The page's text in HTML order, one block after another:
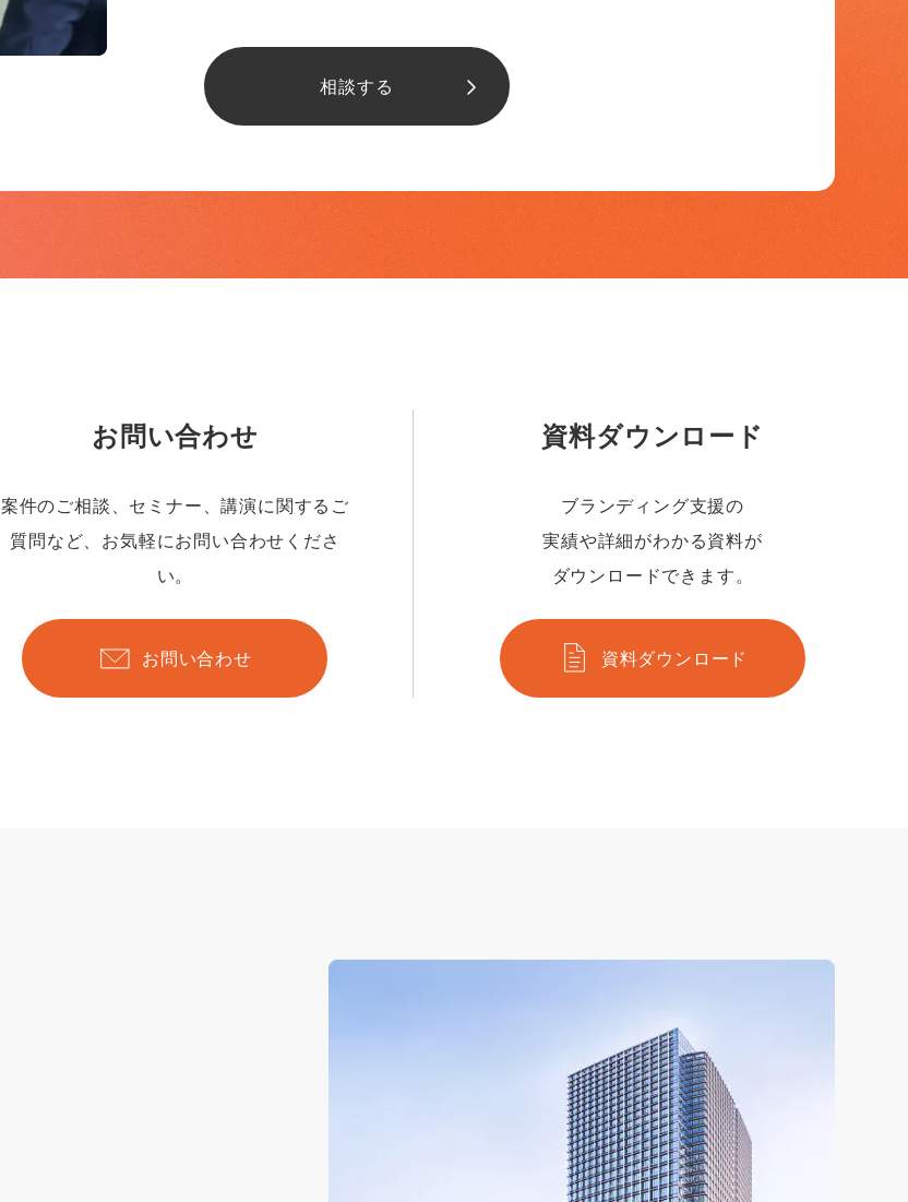
相談する
お問い合わせ
案件のご相談、セミナー、講演に関するご
質問など、お気軽にお問い合わせくださ
い。
お問い合わせ
資料ダウンロード
ブランディング支援の
実績や詳細がわかる資料が
ダウンロードできます。
資料ダウンロード